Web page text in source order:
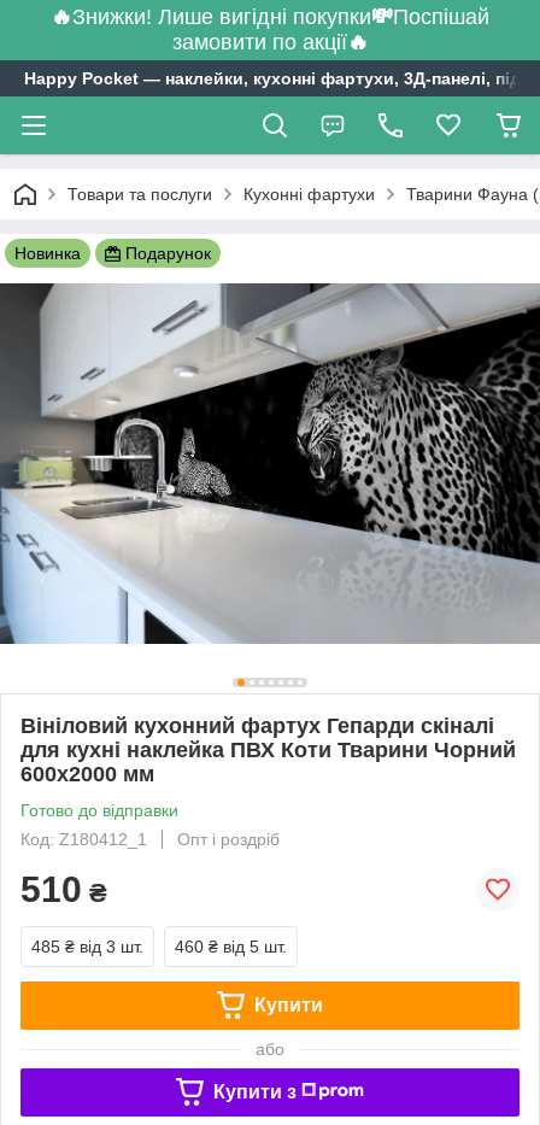
🔥Знижки! Лише вигідні покупки💸Поспішай
замовити по акції🔥
Happy Pocket ― наклейки, кухонні фартухи, 3Д-панелі,
Товари та послуги Кухонні фартухи Тварини Фауна
Новинка Подарунок
Вініловий кухонний фартух Гепарди скіналі
для кухні наклейка ПВХ Коти Тварини Чорний
600х2000 мм
Готово до відправки
Код: Z180412_1
Опт і роздріб
510 ₴
485 ₴ від 3 шт. 460 ₴ від 5 шт.
Купити
або
Купити з